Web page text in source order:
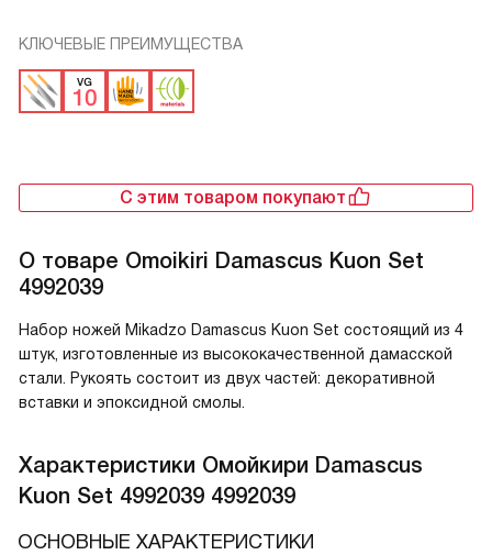
КЛЮЧЕВЫЕ ПРЕИМУЩЕСТВА
С этим товаром покупают
О товаре Omoikiri Damascus Kuon Set
4992039
Набор ножей Mikadzo Damascus Kuon Set состоящий из 4
штук, изготовленные из высококачественной дамасской
стали. Рукоять состоит из двух частей: декоративной
вставки и эпоксидной смолы.
Характеристики Омойкири Damascus
Kuon Set 4992039 4992039
ОСНОВНЫЕ ХАРАКТЕРИСТИКИ